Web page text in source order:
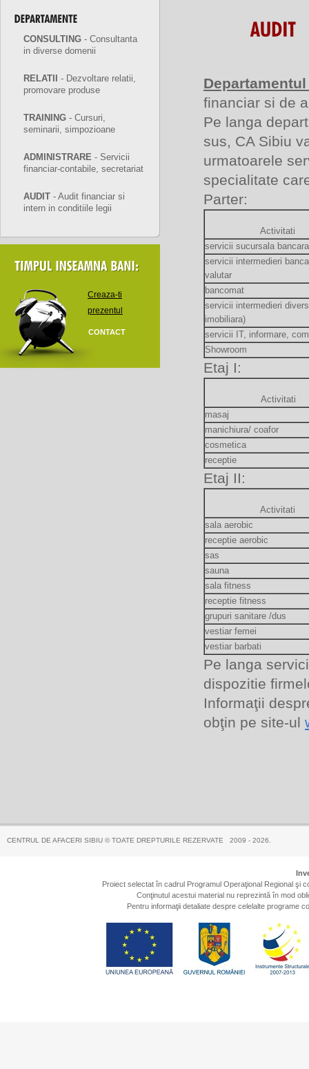
CONSULTING - Consultanta
in diverse domenii
RELATII
- Dezvoltare relatii,
promovare produse
TRAINING - Cursuri,
seminarii, simpozioane
ADMINISTRARE - Servicii
financiar-contabile, secretariat
AUDIT - Audit financiar si
intern in conditiile legii
Creaza-ti
prezentul
CONTACT
financiar si de
Pe langa
sus, CA Sibiu
urmatoarele
specialitate
Parter:
Activitati
servicii sucursala bancara
servicii intermedieri
valutar
bancomat
servicii intermedieri
imobiliara)
servicii IT, informare,
Showroom
Etaj I:
Activitati
masaj
manichiura/ coafor
cosmetica
receptie
Etaj II:
Activitati
sala aerobic
receptie aerobic
sas
sauna
sala fitness
receptie fitness
grupuri sanitare /dus
vestiar femei
vestiar barbati
Pe langa
dispozitie
Informaţii
obţin pe site-ul
CENTRUL DE AFACERI SIBIU © TOATE DREPTURILE REZERVATE 2009 - 2026.
Proiect selectat în cadrul Programul Operaţional Regional şi
Conţinutul acestui material nu reprezintă în mod
Pentru informaţii detaliate despre celelalte programe